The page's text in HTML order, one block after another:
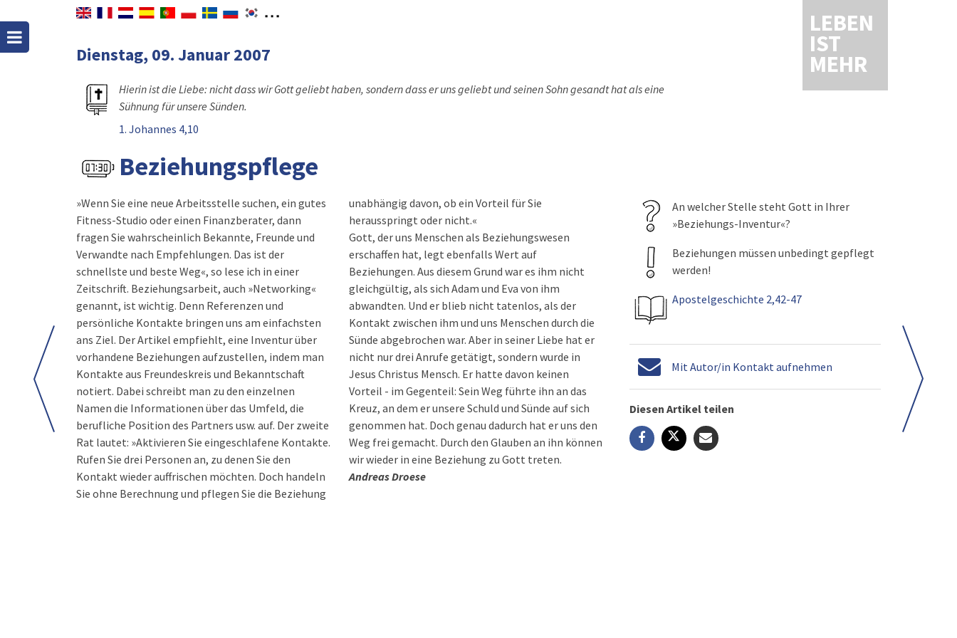
LEBEN
IST
MEHR
Dienstag, 09. Januar 2007
Hierin ist die Liebe: nicht dass wir Gott geliebt haben, sondern dass er uns geliebt und seinen Sohn gesandt hat als eine
Sühnung für unsere Sünden.
1. Johannes 4,10
Beziehungspflege
»Wenn Sie eine neue Arbeitsstelle suchen, ein gutes
Fitness-Studio oder einen Finanzberater, dann
fragen Sie wahrscheinlich Bekannte, Freunde und
Verwandte nach Empfehlungen. Das ist der
schnellste und beste Weg«, so lese ich in einer
Zeitschrift. Beziehungsarbeit, auch »Networking«
genannt, ist wichtig. Denn Referenzen und
persönliche Kontakte bringen uns am einfachsten
ans Ziel. Der Artikel empfiehlt, eine Inventur über
vorhandene Beziehungen aufzustellen, indem man
Kontakte aus Freundeskreis und Bekanntschaft
notiert. Dabei schreibt man zu den einzelnen
Namen die Informationen über das Umfeld, die
berufliche Position des Partners usw. auf. Der zweite
Rat lautet: »Aktivieren Sie eingeschlafene Kontakte.
Rufen Sie drei Personen an, zu denen Sie den
Kontakt wieder auffrischen möchten. Doch handeln
Sie ohne Berechnung und pflegen Sie die Beziehung
unabhängig davon, ob ein Vorteil für Sie
herausspringt oder nicht.«
Gott, der uns Menschen als Beziehungswesen
erschaffen hat, legt ebenfalls Wert auf
Beziehungen. Aus diesem Grund war es ihm nicht
gleichgültig, als sich Adam und Eva von ihm
abwandten. Und er blieb nicht tatenlos, als der
Kontakt zwischen ihm und uns Menschen durch die
Sünde abgebrochen war. Aber in seiner Liebe hat er
nicht nur drei Anrufe getätigt, sondern wurde in
Jesus Christus Mensch. Er hatte davon keinen
Vorteil - im Gegenteil: Sein Weg führte ihn an das
Kreuz, an dem er unsere Schuld und Sünde auf sich
genommen hat. Doch genau dadurch hat er uns den
Weg frei gemacht. Durch den Glauben an ihn können
wir wieder in eine Beziehung zu Gott treten.
Andreas Droese
An welcher Stelle steht Gott in Ihrer
»Beziehungs-Inventur«?
Beziehungen müssen unbedingt gepflegt
werden!
Apostelgeschichte 2,42-47
Mit Autor/in Kontakt aufnehmen
Diesen Artikel teilen